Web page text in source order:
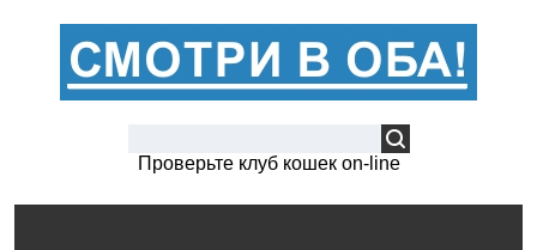
Проверьте клуб кошек on-line